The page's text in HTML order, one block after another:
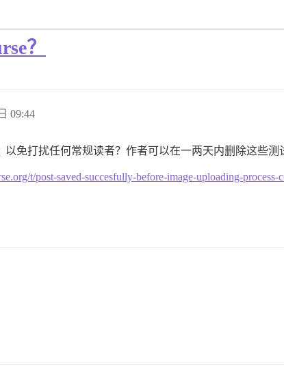
？
09:44
免打扰任何常规读者？作者可以在一两天内删除这些测
t/post-saved-succesfully-before-image-uploading-